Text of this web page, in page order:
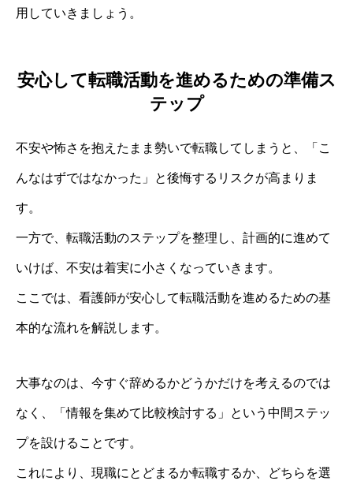
用していきましょう。
安心して転職活動を進めるための準備ス
テップ
不安や怖さを抱えたまま勢いで転職してしまうと、「こ
んなはずではなかった」と後悔するリスクが高まりま
す。
一方で、転職活動のステップを整理し、計画的に進めて
いけば、不安は着実に小さくなっていきます。
ここでは、看護師が安心して転職活動を進めるための基
本的な流れを解説します。
大事なのは、今すぐ辞めるかどうかだけを考えるのでは
なく、「情報を集めて比較検討する」という中間ステッ
プを設けることです。
これにより、現職にとどまるか転職するか、どちらを選